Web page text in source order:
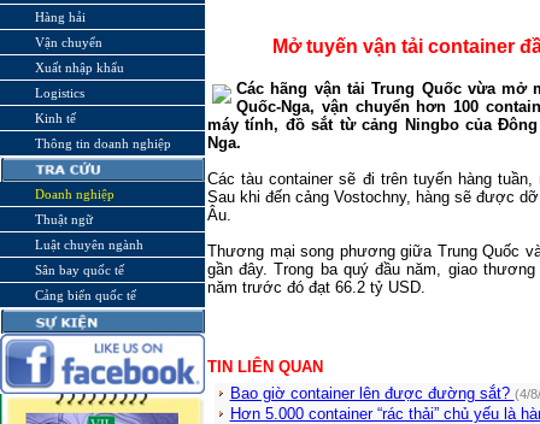
Hàng hải
Vận chuyển
Xuất nhập khẩu
Logistics
Kinh tế
Thông tin doanh nghiệp
Doanh nghiệp
Thuật ngữ
Luật chuyên ngành
Sân bay quốc tế
Cảng biển quốc tế
Mở tuyến vận tải container
Các hãng vận tải Trung Quốc vừa mở
Quốc-Nga, vận chuyển hơn 100
máy tính, đồ sắt từ cảng Ningbo của
Nga.
Các tàu container sẽ đi trên tuyến hàng
Sau khi đến cảng Vostochny, hàng sẽ được
Âu.
Thương mại song phương giữa Trung Quốc
gần đây. Trong ba quý đầu năm, giao
năm trước đó đạt 66.2 tỷ USD.
TIN LIÊN QUAN
Bao giờ container lên được đường sắt? (4/
Hơn 5.000 container “rác thải” chủ yếu là